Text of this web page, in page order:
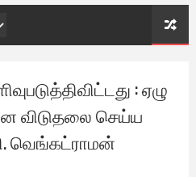
: ஏழு
விடுதலை செய்ய
வெங்கட்ராமன்